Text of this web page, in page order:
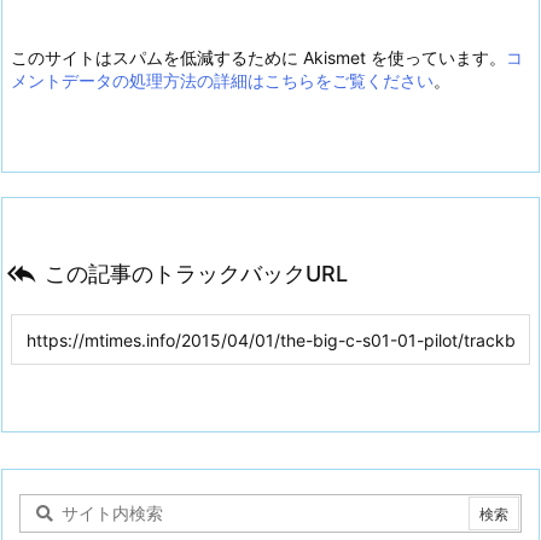
このサイトはスパムを低減するために Akismet を使っています。
コ
メントデータの処理方法の詳細はこちらをご覧ください。
 この記事のトラックバックURL